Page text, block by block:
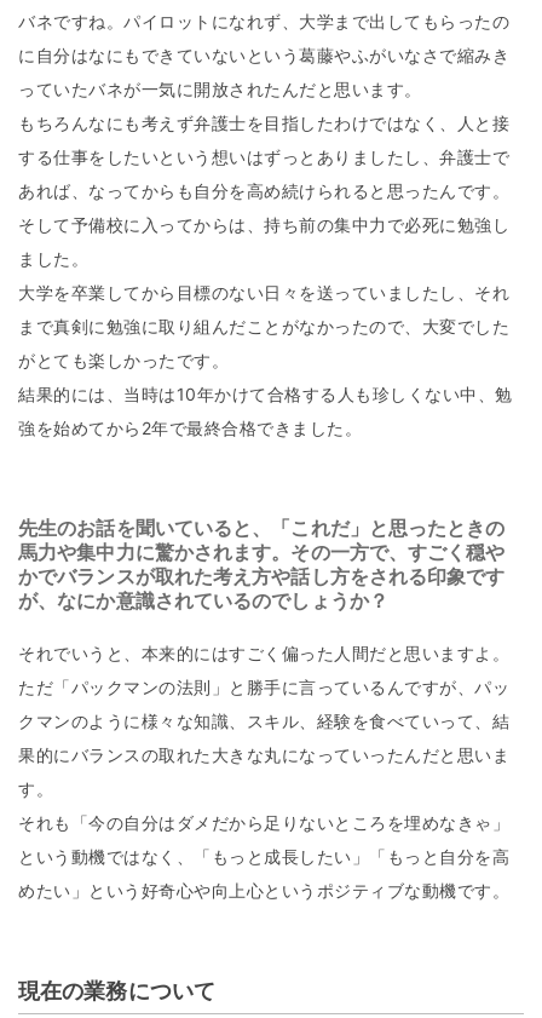
バネですね。パイロットになれず、大学まで出してもらったの
に自分はなにもできていないという葛藤やふがいなさで縮みき
っていたバネが一気に開放されたんだと思います。
もちろんなにも考えず弁護士を目指したわけではなく、人と接
する仕事をしたいという想いはずっとありましたし、弁護士で
あれば、なってからも自分を高め続けられると思ったんです。
そして予備校に入ってからは、持ち前の集中力で必死に勉強し
ました。
大学を卒業してから目標のない日々を送っていましたし、それ
まで真剣に勉強に取り組んだことがなかったので、大変でした
がとても楽しかったです。
結果的には、当時は10年かけて合格する人も珍しくない中、勉
強を始めてから2年で最終合格できました。
先生のお話を聞いていると、「これだ」と思ったときの
馬力や集中力に驚かされます。その一方で、すごく穏や
かでバランスが取れた考え方や話し方をされる印象です
が、なにか意識されているのでしょうか？
それでいうと、本来的にはすごく偏った人間だと思いますよ。
ただ「パックマンの法則」と勝手に言っているんですが、パッ
クマンのように様々な知識、スキル、経験を食べていって、結
果的にバランスの取れた大きな丸になっていったんだと思いま
す。
それも「今の自分はダメだから足りないところを埋めなきゃ」
という動機ではなく、「もっと成長したい」「もっと自分を高
めたい」という好奇心や向上心というポジティブな動機です。
現在の業務について